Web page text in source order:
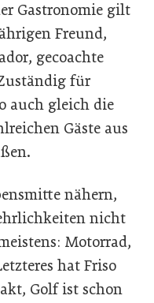
Gastronomie gilt
Freund,
gecoachte
für
auch gleich die
Gäste aus
nähern,
nicht
Motorrad,
hat Friso
Golf ist schon